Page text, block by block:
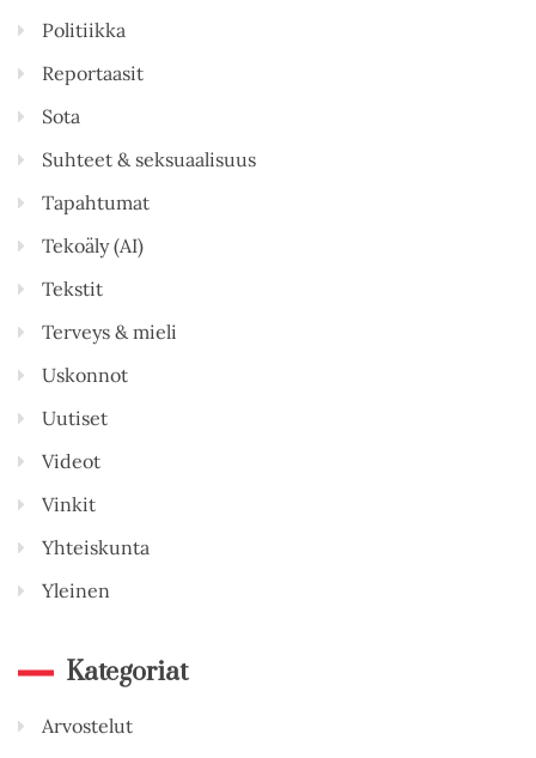
Politiikka
Reportaasit
Sota
Suhteet & seksuaalisuus
Tapahtumat
Tekoäly (AI)
Tekstit
Terveys & mieli
Uskonnot
Uutiset
Videot
Vinkit
Yhteiskunta
Yleinen
Kategoriat
Arvostelut